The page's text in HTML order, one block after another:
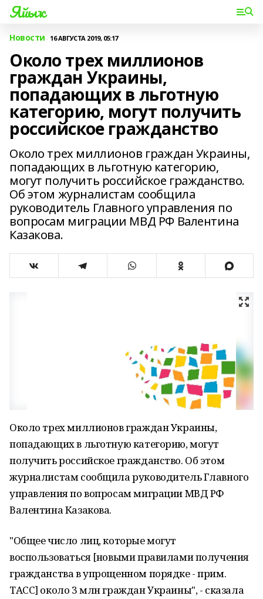
Яйыҡ
Новости 16 АВГУСТА 2019, 05:17
Около трех миллионов
граждан Украины,
попадающих в льготную
категорию, могут получить
российское гражданство
Около трех миллионов граждан Украины,
попадающих в льготную категорию,
могут получить российское гражданство.
Об этом журналистам сообщила
руководитель Главного управления по
вопросам миграции МВД РФ Валентина
Казакова.
Около трех миллионов граждан Украины,
попадающих в льготную категорию, могут
получить российское гражданство. Об этом
журналистам сообщила руководитель Главного
управления по вопросам миграции МВД РФ
Валентина Казакова.
"Общее число лиц, которые могут
воспользоваться [новыми правилами получения
гражданства в упрощенном порядке - прим.
ТАСС] около 3 млн граждан Украины", - сказала